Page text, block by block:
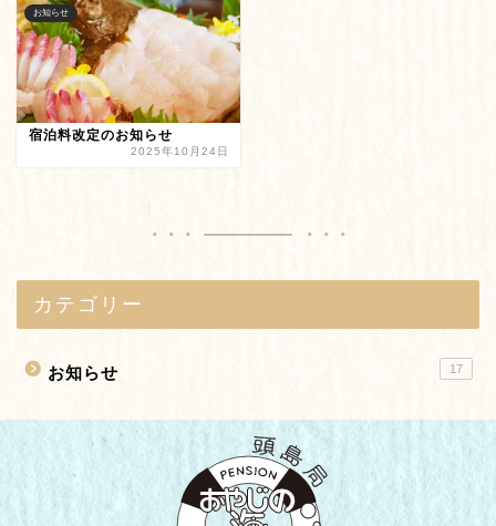
お知らせ
宿泊料改定のお知らせ
2025年10月24日
カテゴリー
お知らせ 17